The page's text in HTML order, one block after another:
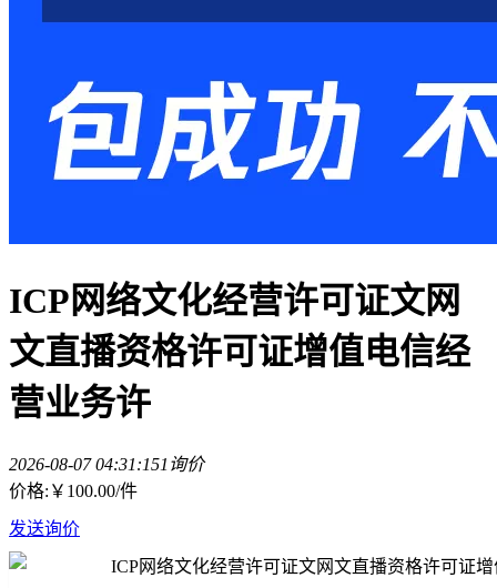
ICP网络文化经营许可证文网
文直播资格许可证增值电信经
营业务许
2026-08-07 04:31:151询价
价格: ￥100.00/件
发送询价